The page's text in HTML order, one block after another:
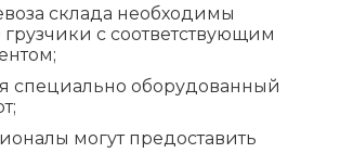
склада необходимы
с соответствующим
специально оборудованный
могут предоставить